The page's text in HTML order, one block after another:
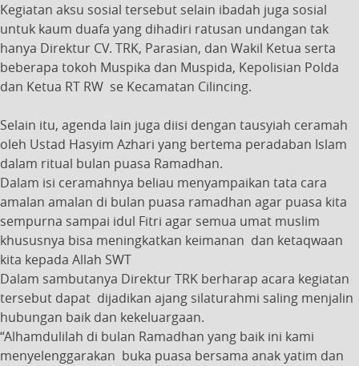
Kegiatan aksu sosial tersebut selain ibadah juga sosial
untuk kaum duafa yang dihadiri ratusan undangan tak
hanya Direktur CV. TRK, Parasian, dan Wakil Ketua serta
beberapa tokoh Muspika dan Muspida, Kepolisian Polda
dan Ketua RT RW se Kecamatan Cilincing.
Selain itu, agenda lain juga diisi dengan tausyiah ceramah
oleh Ustad Hasyim Azhari yang bertema peradaban Islam
dalam ritual bulan puasa Ramadhan.
Dalam isi ceramahnya beliau menyampaikan tata cara
amalan amalan di bulan puasa ramadhan agar puasa kita
sempurna sampai idul Fitri agar semua umat muslim
khususnya bisa meningkatkan keimanan dan ketaqwaan
kita kepada Allah SWT
Dalam sambutanya Direktur TRK berharap acara kegiatan
tersebut dapat dijadikan ajang silaturahmi saling menjalin
hubungan baik dan kekeluargaan.
“Alhamdulilah di bulan Ramadhan yang baik ini kami
menyelenggarakan buka puasa bersama anak yatim dan